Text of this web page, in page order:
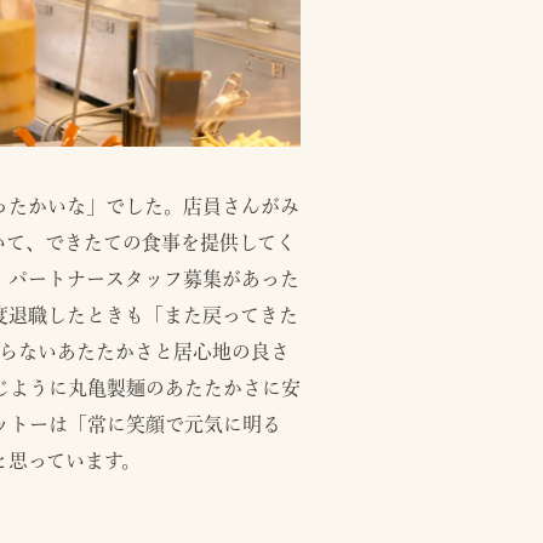
かいな」でした。店員さんがみ
、できたての食事を提供してく
ートナースタッフ募集があった
職したときも「また戻ってきた
ないあたたかさと居心地の良さ
うに丸亀製麺のあたたかさに安
ーは「常に笑顔で元気に明る
っています。